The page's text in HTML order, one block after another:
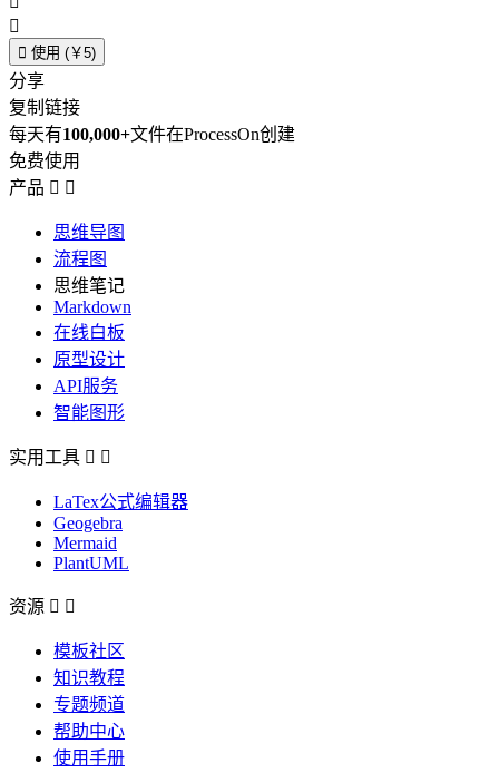

 使用 (￥5)
分享
复制链接
每天有100,000+文件在ProcessOn创建
免费使用
产品  
思维导图
流程图
思维笔记
Markdown
在线白板
原型设计
API服务
智能图形
实用工具  
LaTex公式编辑器
Geogebra
Mermaid
PlantUML
资源  
模板社区
知识教程
专题频道
帮助中心
使用手册